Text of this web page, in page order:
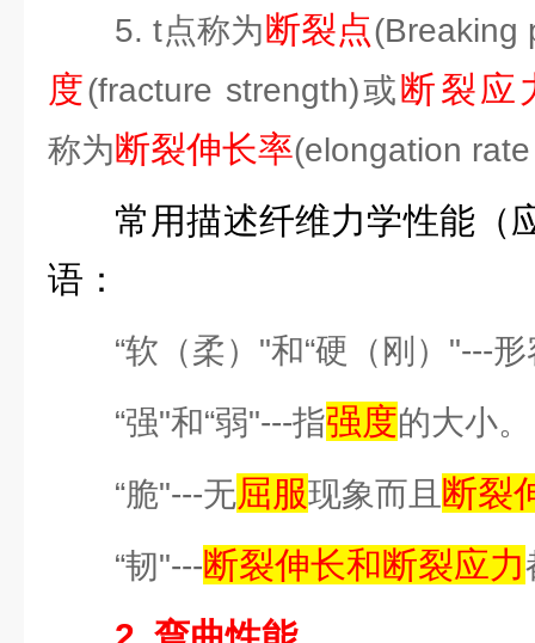
5. t点称为断裂点(Breaking
度(fracture strength)或断裂应
称为断裂伸长率(elongation
常用描述纤维力学性能（
语：
“软（柔）"和“硬（刚）"---形
“强"和“弱"---指强度的大小。
“脆"---无屈服现象而且 断裂
“韧"---断裂伸长和断裂应力